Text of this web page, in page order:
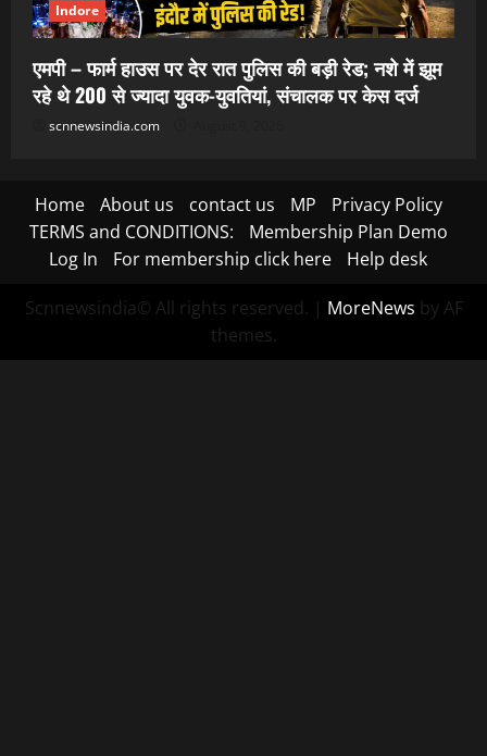
Indore
एमपी – फार्म हाउस पर देर रात पुलिस की बड़ी रेड; नशे में झूम
रहे थे 200 से ज्यादा युवक-युवतियां, संचालक पर केस दर्ज
scnnewsindia.com
Home About us contact us MP
Privacy Policy
TERMS and CONDITIONS:
Membership Plan Demo
Log In
For membership click here Help desk
Scnnewsindia© All rights reserved. | MoreNews by AF
themes.